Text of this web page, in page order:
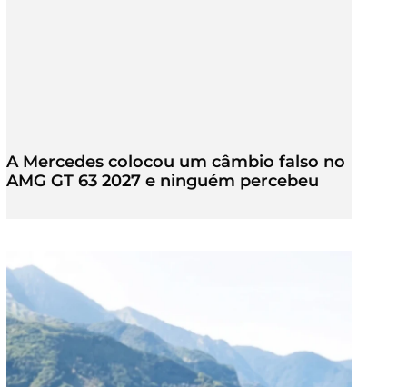
A Mercedes colocou um câmbio falso no
AMG GT 63 2027 e ninguém percebeu